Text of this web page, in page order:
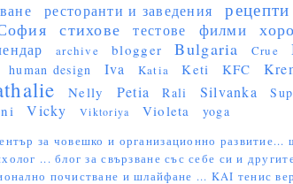
ресторанти и заведения рецепти
стихове тестове филми
archive blogger Bulgaria Crue
human design Iva Katia Keti KFC
Nelly Petia Rali Silvanka
Vicky Viktoriya Violeta yoga
за човешко и организационно развитие...
...блог за свързване със себе си и
почистване и шлайфане ... KAI тенис